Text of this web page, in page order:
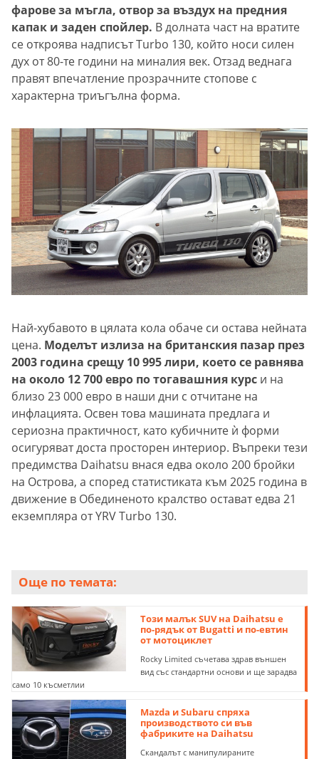
фарове за мъгла, отвор за въздух на предния
капак и заден спойлер. В долната част на вратите
се откроява надписът Turbo 130, който носи силен
дух от 80-те години на миналия век. Отзад веднага
правят впечатление прозрачните стопове с
характерна триъгълна форма.
Най-хубавото в цялата кола обаче си остава нейната
цена. Моделът излиза на британския пазар през
2003 година срещу 10 995 лири, което се равнява
на около 12 700 евро по тогавашния курс и на
близо 23 000 евро в наши дни с отчитане на
инфлацията. Освен това машината предлага и
сериозна практичност, като кубичните ѝ форми
осигуряват доста просторен интериор. Въпреки тези
предимства Daihatsu внася едва около 200 бройки
на Острова, а според статистиката към 2025 година в
движение в Обединеното кралство остават едва 21
екземпляра от YRV Turbo 130.
Още по темата:
Този малък SUV на Daihatsu е
по-рядък от Bugatti и по-евтин
от мотоциклет
Rocky Limited съчетава здрав външен
вид със стандартни основи и ще зарадва
само 10 късметлии
Mazda и Subaru спряха
производството си във
фабриките на Daihatsu
Скандалът с манипулираните